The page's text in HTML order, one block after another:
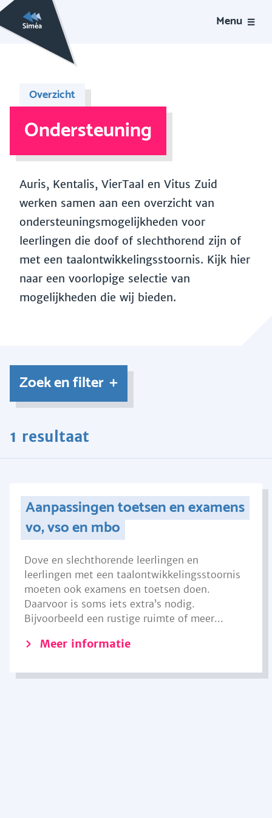
Menu
Overzicht
Ondersteuning
Auris, Kentalis, VierTaal en Vitus Zuid
werken samen aan een overzicht van
ondersteuningsmogelijkheden voor
leerlingen die doof of slechthorend zijn of
met een taalontwikkelingsstoornis. Kijk hier
naar een voorlopige selectie van
mogelijkheden die wij bieden.
Zoek en filter
1 resultaat
Aanpassingen toetsen en examens
vo, vso en mbo
Dove en slechthorende leerlingen en
leerlingen met een taalontwikkelingsstoornis
moeten ook examens en toetsen doen.
Daarvoor is soms iets extra’s nodig.
Bijvoorbeeld een rustige ruimte of meer...
Meer informatie